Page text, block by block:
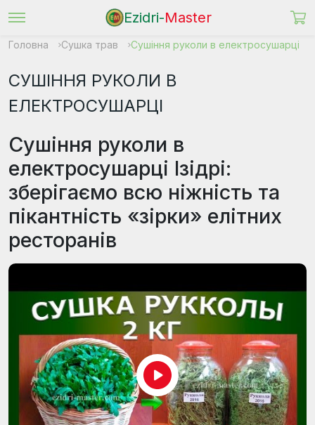
Ezidri-Master
Головна Сушка трав Сушіння руколи в електросушарці
СУШІННЯ РУКОЛИ В
ЕЛЕКТРОСУШАРЦІ
Сушіння руколи в
електросушарці Ізідрі:
зберігаємо всю ніжність та
пікантність «зірки» елітних
ресторанів